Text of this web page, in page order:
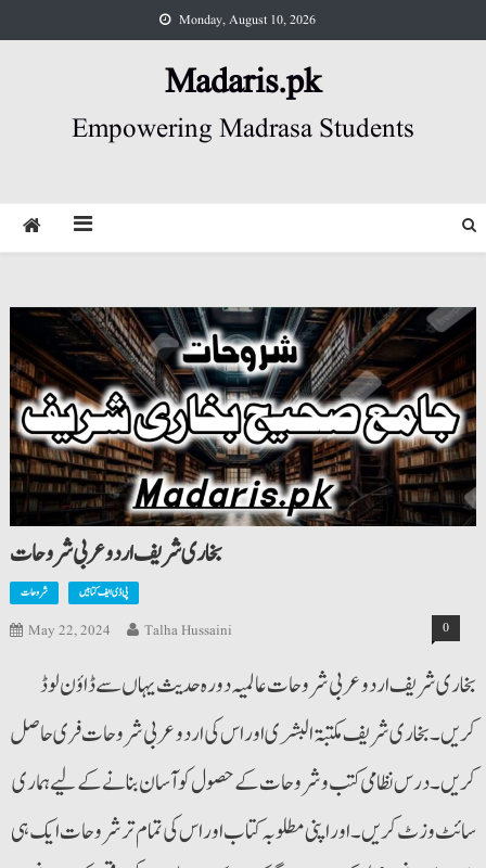
to
Monday, August 10, 2026
Madaris.pk
Empowering Madrasa Students
بخاری شریف اردو عربی شروحات
شروحات پی ڈی ایف کتابیں
May 22, 2024 Talha Hussaini 0
بخاری شریف اردو عربی شروحات عالمیہ دورہ حدیث یہاں سے ڈاؤن لوڈ
کریں۔ بخاری شریف مکتبۃ البشری اوراس کی اردوعربی شروحات فری حاصل
کریں۔ درس نظامی کتب وشروحات کے حصول کو آسان بنانے کے لیے ہماری
سائٹ وزٹ کریں۔ اوراپنی مطلوبہ کتاب اوراس کی تمام ترشروحات ایک ہی